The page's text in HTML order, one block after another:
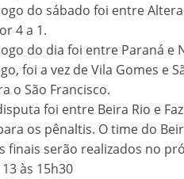
do sábado foi entre
4 a 1.
do dia foi entre Paraná e
foi a vez de Vila Gomes e
o São Francisco.
foi entre Beira Rio e
os pênaltis. O time do
finais serão realizados no
às 15h30